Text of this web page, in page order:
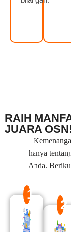
RAIH
JUARA OSN!
hanya
Anda.
1
2